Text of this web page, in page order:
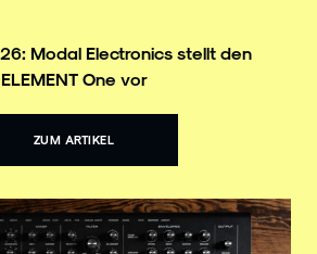
Modal Electronics stellt den
ELEMENT One vor
ZUM ARTIKEL